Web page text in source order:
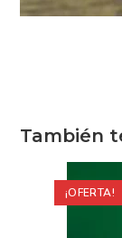
También
¡OFERTA!